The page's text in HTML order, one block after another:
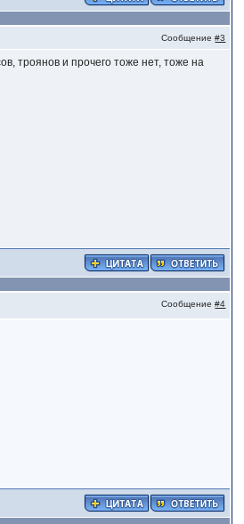
Сообщение#3
троянов и прочего тоже нет, тоже на
Сообщение#4